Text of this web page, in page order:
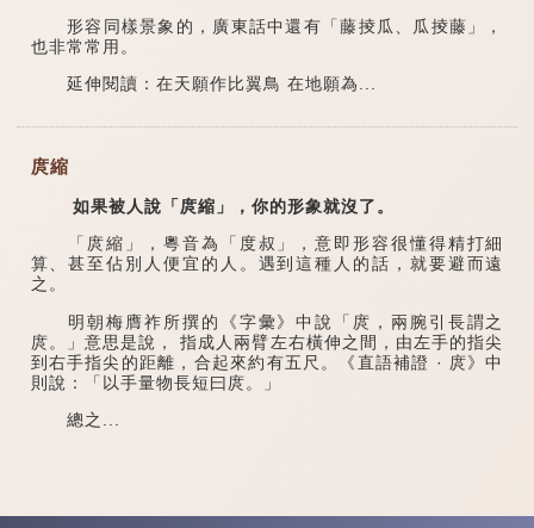
形容同樣景象的，廣東話中還有「藤掕瓜、瓜掕藤」，
也非常常用。
延伸閱讀：在天願作比翼鳥 在地願為...
庹縮
如果被人說「庹縮」，你的形象就沒了。
「庹縮」，粵音為「度叔」，意即形容很懂得精打細
算、甚至佔別人便宜的人。遇到這種人的話，就要避而遠
之。
明朝梅膺祚所撰的《字彙》中說「庹，兩腕引長謂之
庹。」意思是說， 指成人兩臂左右橫伸之間，由左手的指尖
到右手指尖的距離，合起來約有五尺。《直語補證 · 庹》中
則說：「以手量物長短曰庹。」
總之...